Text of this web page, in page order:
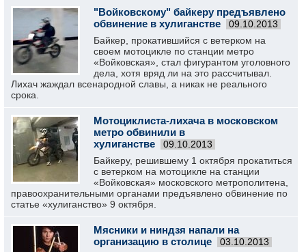
"Войковскому" байкеру предъявлено
обвинение в хулиганстве
09.10.2013
Байкер, прокатившийся с ветерком на
своем мотоцикле по станции метро
«Войковская», стал фигурантом уголовного
дела, хотя вряд ли на это рассчитывал.
Лихач жаждал всенародной славы, а никак не реального
срока.
Мотоциклиста-лихача в московском
метро обвинили в
хулиганстве
09.10.2013
Байкеру, решившему 1 октября прокатиться
с ветерком на мотоцикле на станции
«Войковская» московского метрополитена,
правоохранительными органами предъявлено обвинение по
статье «хулиганство» 9 октября.
Мясники и ниндзя напали на
организацию в столице
03.10.2013